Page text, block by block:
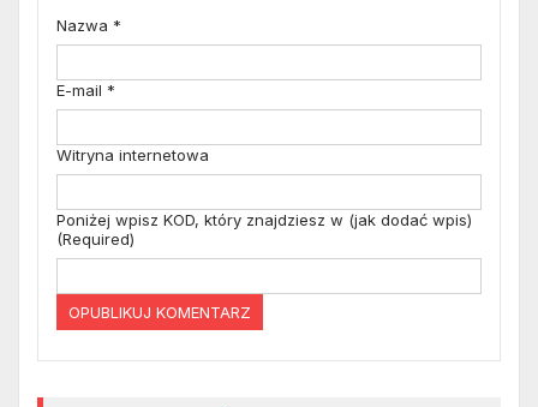
Nazwa *
E-mail *
Witryna internetowa
Poniżej wpisz KOD, który znajdziesz w (jak dodać wpis)
(Required)